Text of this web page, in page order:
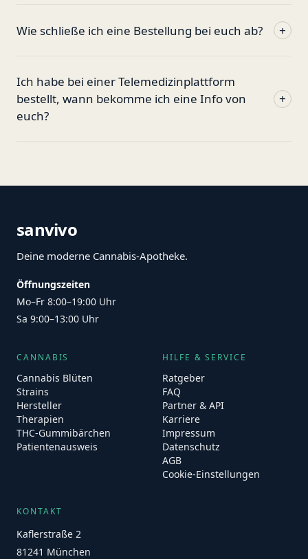
Wie schließe ich eine Bestellung bei euch ab? +
Ich habe bei einer Telemedizinplattform
bestellt, wann bekomme ich eine Info von
euch?
+
sanvivo
Deine moderne Cannabis-Apotheke.
Öffnungszeiten
Mo–Fr 8:00–19:00 Uhr
Sa 9:00–13:00 Uhr
CANNABIS
Cannabis Blüten
Strains
Hersteller
Therapien
THC-Gummibärchen
Patientenausweis
HILFE & SERVICE
Ratgeber
FAQ
Partner & API
Karriere
Impressum
Datenschutz
AGB
Cookie-Einstellungen
KONTAKT
Kaflerstraße 2
81241 München